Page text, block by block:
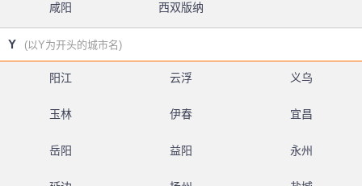
咸阳 西双版纳
Y (以Y为开头的城市名)
阳江 云浮 义乌
玉林 伊春 宜昌
岳阳 益阳 永州